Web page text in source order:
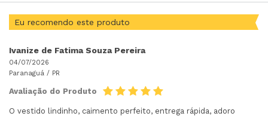
Eu recomendo este produto
Ivanize de Fatima Souza Pereira
04/07/2026
Paranaguá / PR
Avaliação do Produto
O vestido lindinho, caimento perfeito, entrega rápida, adoro